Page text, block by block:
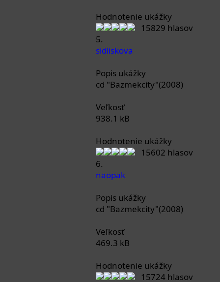
Hodnotenie ukážky
15829 hlasov
5.
sidliskova
Popis ukážky
cd "Bazmekcity"(2008)
Veľkosť
938.1 kB
Hodnotenie ukážky
15602 hlasov
6.
naopak
Popis ukážky
cd "Bazmekcity"(2008)
Veľkosť
469.3 kB
Hodnotenie ukážky
15724 hlasov